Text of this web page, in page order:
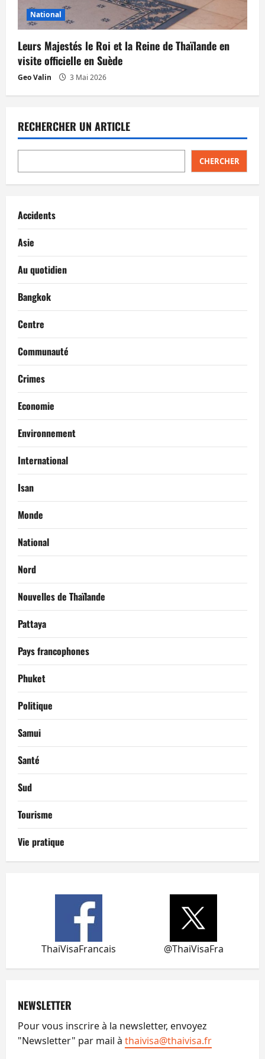
National
Leurs Majestés le Roi et la Reine de Thaïlande en
visite officielle en Suède
Geo Valin 3 Mai 2026
RECHERCHER UN ARTICLE
CHERCHER
Accidents
Asie
Au quotidien
Bangkok
Centre
Communauté
Crimes
Economie
Environnement
International
Isan
Monde
National
Nord
Nouvelles de Thaïlande
Pattaya
Pays francophones
Phuket
Politique
Samui
Santé
Sud
Tourisme
Vie pratique
ThaiVisaFrancais @ThaiVisaFra
NEWSLETTER
Pour vous inscrire à la newsletter, envoyez
"Newsletter" par mail à thaivisa@thaivisa.fr